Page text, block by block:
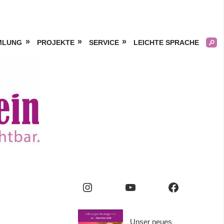
PROJEKTE SERVICE LEICHTE SPRACHE
Instagram YouTube Facebook
Unser neues